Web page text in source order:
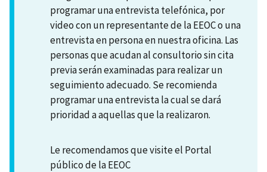
programar una entrevista telefónica, por
video con un representante de la EEOC o una
entrevista en persona en nuestra oficina. Las
personas que acudan al consultorio sin cita
previa serán examinadas para realizar un
seguimiento adecuado. Se recomienda
programar una entrevista la cual se dará
prioridad a aquellas que la realizaron.
Le recomendamos que visite el Portal
público de la EEOC